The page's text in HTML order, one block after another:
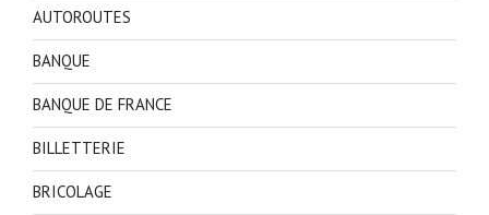
AUTOROUTES
BANQUE
BANQUE DE FRANCE
BILLETTERIE
BRICOLAGE